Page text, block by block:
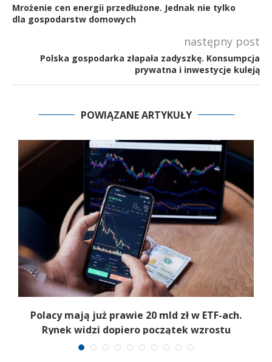
Mrożenie cen energii przedłużone. Jednak nie tylko
dla gospodarstw domowych
następny post
Polska gospodarka złapała zadyszkę. Konsumpcja
prywatna i inwestycje kuleją
POWIĄZANE ARTYKUŁY
Polacy mają już prawie 20 mld zł w ETF-ach.
Rynek widzi dopiero początek wzrostu